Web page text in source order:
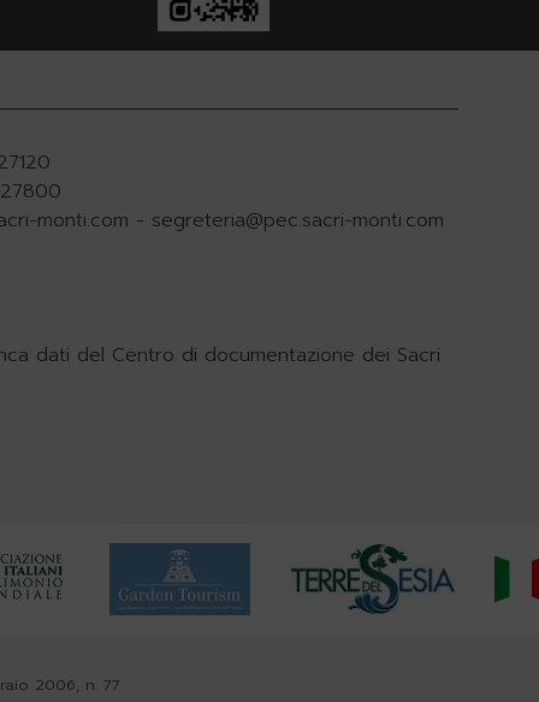
monti.com - segreteria@pec.sacri-monti.com
dati del Centro di documentazione dei Sacri
2006, n. 77